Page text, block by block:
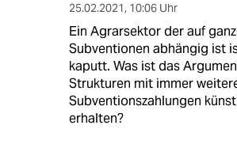
25.02.2021, 10:06 Uhr
Ein Agrarsektor der auf
Subventionen abhängig ist
kaputt. Was ist das
Strukturen mit immer
Subventionszahlungen
erhalten?